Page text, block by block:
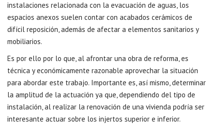
instalaciones relacionada con la evacuación de aguas, los
espacios anexos suelen contar con acabados cerámicos de
difícil reposición, además de afectar a elementos sanitarios y
mobiliarios.
Es por ello por lo que, al afrontar una obra de reforma, es
técnica y económicamente razonable aprovechar la situación
para abordar este trabajo. Importante es, así mismo, determinar
la amplitud de la actuación ya que, dependiendo del tipo de
instalación, al realizar la renovación de una vivienda podría ser
interesante actuar sobre los injertos superior e inferior.